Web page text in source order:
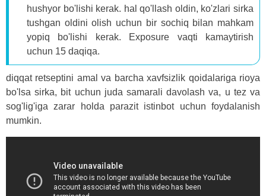
hushyor bo'lishi kerak. hal qo'llash oldin, ko'zlari sirka
tushgan oldini olish uchun bir sochiq bilan mahkam
yopiq bo'lishi kerak. Exposure vaqti kamaytirish
uchun 15 daqiqa.
diqqat retseptini amal va barcha xavfsizlik qoidalariga rioya
bo'lsa sirka, bit uchun juda samarali davolash va, u tez va
sog'lig'iga zarar holda parazit istinbot uchun foydalanish
mumkin.